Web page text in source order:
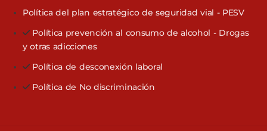
Política del plan estratégico de seguridad vial - PESV
Política prevención al consumo de alcohol - Drogas
y otras adicciones
Política de desconexión laboral
Política de No discriminación